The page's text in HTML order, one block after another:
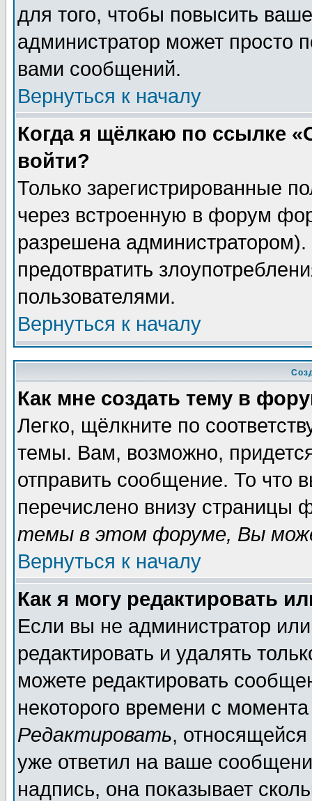
для того, чтобы повысить
администратор может просто
вами сообщений.
Вернуться к началу
Когда я щёлкаю по ссылке
войти?
Только зарегистрированные
через встроенную в форум
разрешена
предотвратить
пользователями.
Вернуться к началу
Как мне создать тему в
Легко, щёлкните по
темы. Вам, возможно,
отправить сообщение. То что
перечислено внизу страницы
темы в этом форуме, Вы
Вернуться к началу
Как я могу редактировать
Если вы не администратор
редактировать и удалять
можете редактировать
некоторого времени с
Редактировать,
уже ответил на ваше
надпись, она показывает